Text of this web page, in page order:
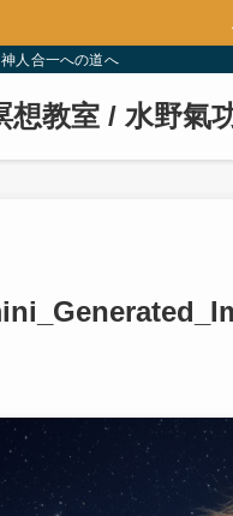
人合一への道へ
想教室 / 水野氣